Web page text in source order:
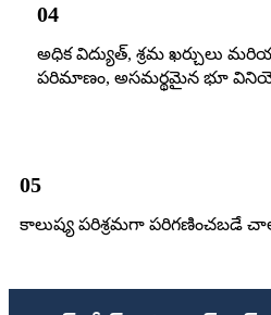
04
అధిక విద్యుత్, శ్రమ ఖర్చులు
పరిమాణం, అసమర్థమైన భూ
05
కాలుష్య పరిశ్రమగా పరిగణించబడే